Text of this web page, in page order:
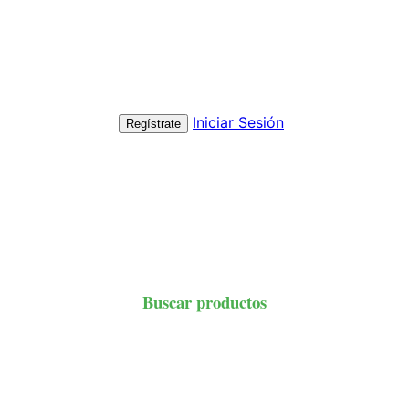
Regístrate Iniciar Sesión
Buscar productos